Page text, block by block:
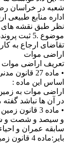
اداره منابع
نظر طبق نقشه های
موضوع .5
تقاضای ارجاع به
اراضی موات
تعریف اراضی موات
• ماده 27
اساس این ماده :
اراضی موات به
در آن ها نباشد
• ماده 3
و سیصد و شصت و
سابقه عمران و
بایر:ماده 4 قانون زمین شهری